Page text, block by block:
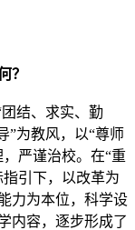
？
结、求实、勤
”为教风，以“尊师
严谨治校。在“重
引下，以改革为
力为本位，科学设
内容，逐步形成了